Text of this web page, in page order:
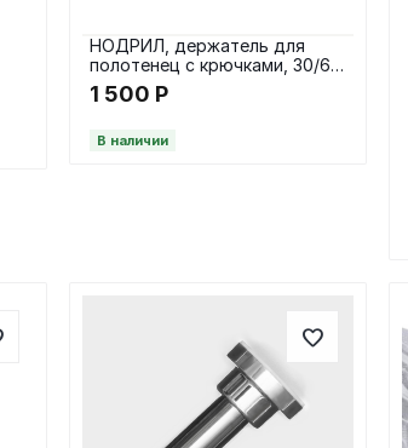
НОДРИЛ, держатель для
полотенец с крючками, 30/60
см, белый
1 500 Р
В наличии